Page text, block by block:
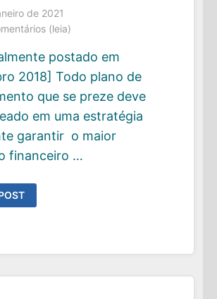
de 2021
(leia)
postado em
2018] Todo plano de
que se preze deve
em uma estratégia
garantir o maior
financeiro …